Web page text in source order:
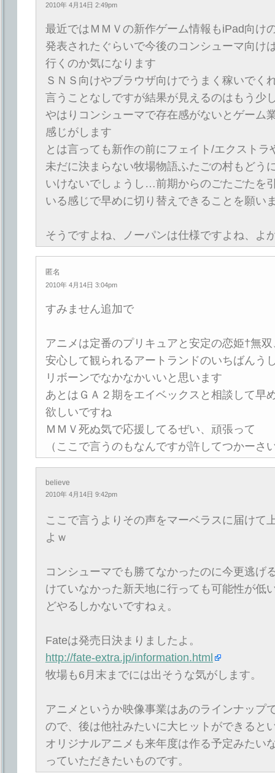
2010年 4月14日 2:49pm
最近ではＭＭＶの新作ゲーム情報もiPad向け
発表されたぐらいで今後のコンシューマ向け
行くのか気になります
ＳＮＳ向けやブラウザ向けでうまく稼いでく
言うことなしですが結果が見えるのはもう少
やはりコンシューマで存在感がないとゲーム
感じがします
とは言っても新作の前にフェイト/エクストラ
未だに決まらない牧場物語ふたごの村もどう
いけないでしょうし…前期からのごたごたを
いる感じで早めに切り替えできることを願い
そうですよね、ノーパンは仕様ですよね、よ
匿名
2010年 4月14日 3:04pm
すみません追加で
アニメは定番のプリキュアと安定の恋姫†無
安心して観られるアートランドのいちばんう
リボーンでなかなかいいと思います
あとはＧＡ２期をエイベックスと相談して早
欲しいですね
ＭＭＶ死ぬ気で応援してるぜい、頑張って
（ここで言うのもなんですが許してつかーさ
believe
2010年 4月14日 9:42pm
ここで言うよりその声をマーベラスに届けて
よｗ
コンシューマでも勝てなかったのに今更逃げ
けていなかった新天地に行っても可能性が低
どやるしかないですねぇ。
Fateは発売日決まりましたよ。
http://fate-extra.jp/information.html
牧場も6月末までには出そうな気がします。
アニメというか映像事業はあのラインナップ
ので、後は他社みたいに大ヒットができると
オリジナルアニメも来年度は作る予定みたい
っていただきたいものです。